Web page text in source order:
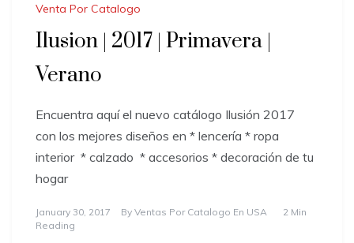
Venta Por Catalogo
Ilusion | 2017 | Primavera |
Verano
Encuentra aquí el nuevo catálogo Ilusión 2017
con los mejores diseños en * lencería * ropa
interior * calzado * accesorios * decoración de tu
hogar
January 30, 2017 By Ventas Por Catalogo En USA
2 Min
Reading